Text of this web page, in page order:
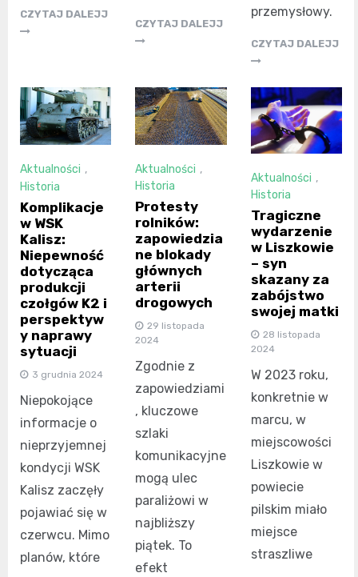
CZYTAJ DALEJJ
CZYTAJ DALEJJ
przemysłowy.
CZYTAJ DALEJJ
Aktualności ,
Historia
Komplikacje
w WSK
Kalisz:
Niepewność
dotycząca
produkcji
czołgów K2 i
perspektyw
y naprawy
sytuacji
3 grudnia 2024
Niepokojące
informacje o
nieprzyjemnej
kondycji WSK
Kalisz zaczęły
pojawiać się w
czerwcu. Mimo
planów, które
Aktualności ,
Historia
Protesty
rolników:
zapowiedzia
ne blokady
głównych
arterii
drogowych
29 listopada
2024
Zgodnie z
zapowiedziami
, kluczowe
szlaki
komunikacyjne
mogą ulec
paraliżowi w
najbliższy
piątek. To
efekt
Aktualności ,
Historia
Tragiczne
wydarzenie
w Liszkowie
– syn
skazany za
zabójstwo
swojej matki
28 listopada
2024
W 2023 roku,
konkretnie w
marcu, w
miejscowości
Liszkowie w
powiecie
pilskim miało
miejsce
straszliwe